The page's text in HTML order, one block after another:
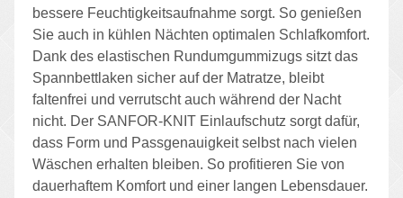
bessere Feuchtigkeitsaufnahme sorgt. So genießen
Sie auch in kühlen Nächten optimalen Schlafkomfort.
Dank des elastischen Rundumgummizugs sitzt das
Spannbettlaken sicher auf der Matratze, bleibt
faltenfrei und verrutscht auch während der Nacht
nicht. Der SANFOR-KNIT Einlaufschutz sorgt dafür,
dass Form und Passgenauigkeit selbst nach vielen
Wäschen erhalten bleiben. So profitieren Sie von
dauerhaftem Komfort und einer langen Lebensdauer.